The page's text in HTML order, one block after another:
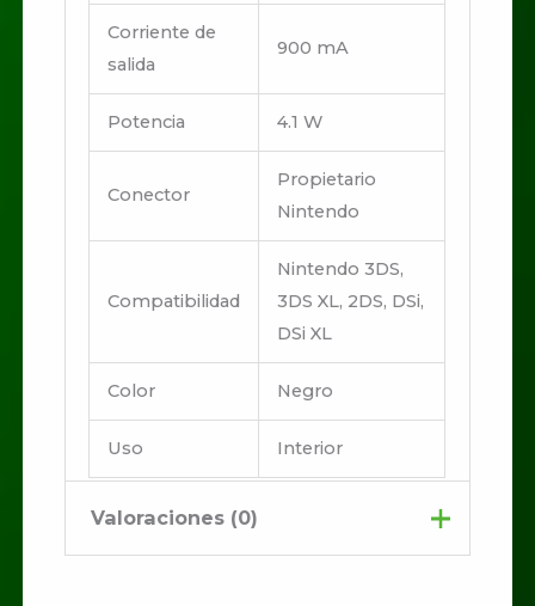
Corriente de
salida
900 mA
Potencia 4.1 W
Conector
Propietario
Nintendo
Compatibilidad
Nintendo 3DS,
3DS XL, 2DS, DSi,
DSi XL
Color Negro
Uso Interior
Valoraciones (0)